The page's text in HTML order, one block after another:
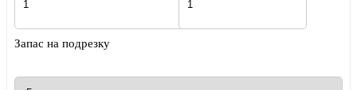
Запас на подрезку